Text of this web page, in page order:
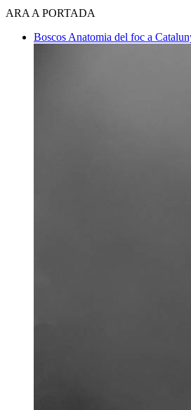
ARA A PORTADA
Boscos Anatomia del foc a